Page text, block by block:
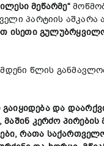
მეწარმე“
პარტიის აშკარა
ისეთი
წლის
გაიყიდება და
მაშინ კერძო პირების
,რათა